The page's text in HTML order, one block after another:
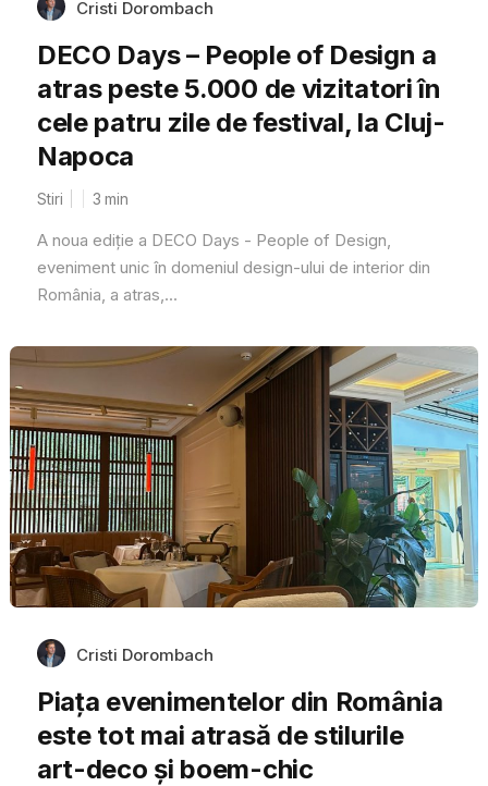
Cristi Dorombach
DECO Days – People of Design a
atras peste 5.000 de vizitatori în
cele patru zile de festival, la Cluj-
Napoca
Stiri 3 min
A noua ediție a DECO Days - People of Design,
eveniment unic în domeniul design-ului de interior din
România, a atras,...
Cristi Dorombach
Piața evenimentelor din România
este tot mai atrasă de stilurile
art-deco și boem-chic